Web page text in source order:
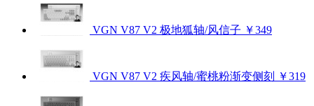
VGN V87 V2 极地狐轴/风信子 ￥349
VGN V87 V2 疾风轴/蜜桃粉渐变侧刻 ￥319